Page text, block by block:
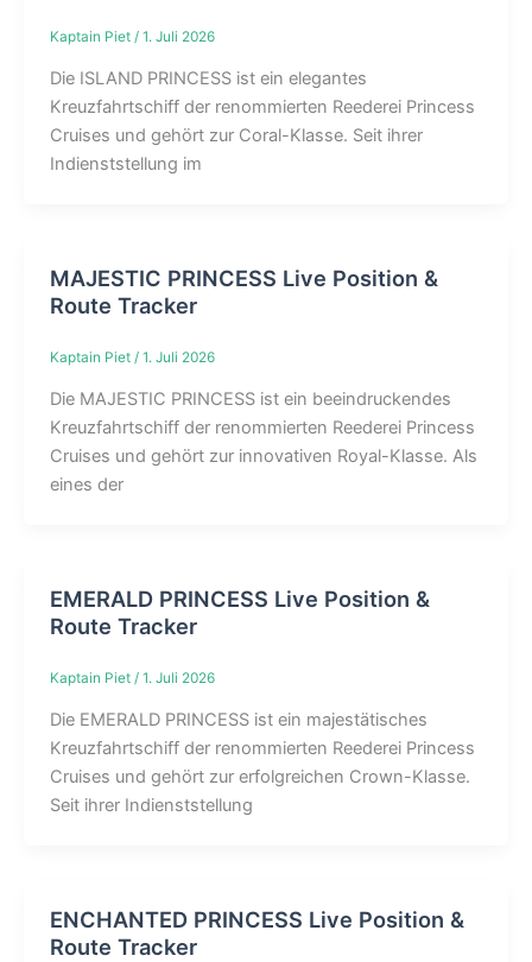
Kaptain Piet / 1. Juli 2026
Die ISLAND PRINCESS ist ein elegantes
Kreuzfahrtschiff der renommierten Reederei Princess
Cruises und gehört zur Coral-Klasse. Seit ihrer
Indienststellung im
MAJESTIC PRINCESS Live Position &
Route Tracker
Kaptain Piet / 1. Juli 2026
Die MAJESTIC PRINCESS ist ein beeindruckendes
Kreuzfahrtschiff der renommierten Reederei Princess
Cruises und gehört zur innovativen Royal-Klasse. Als
eines der
EMERALD PRINCESS Live Position &
Route Tracker
Kaptain Piet / 1. Juli 2026
Die EMERALD PRINCESS ist ein majestätisches
Kreuzfahrtschiff der renommierten Reederei Princess
Cruises und gehört zur erfolgreichen Crown-Klasse.
Seit ihrer Indienststellung
ENCHANTED PRINCESS Live Position &
Route Tracker